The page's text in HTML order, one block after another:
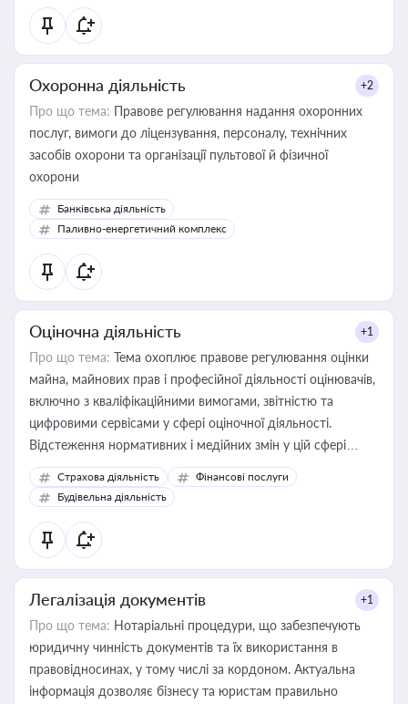
Охоронна діяльність +2
Про що тема: Правове регулювання надання охоронних
послуг, вимоги до ліцензування, персоналу, технічних
засобів охорони та організації пультової й фізичної
охорони
Банківська діяльність
Паливно-енергетичний комплекс
Оціночна діяльність +1
Про що тема: Тема охоплює правове регулювання оцінки
майна, майнових прав і професійної діяльності оцінювачів,
включно з кваліфікаційними вимогами, звітністю та
цифровими сервісами у сфері оціночної діяльності.
Відстеження нормативних і медійних змін у цій сфері
корисне для власника бізнесу, керівника, юриста або
бухгалтера під час оподаткування, приватизації, оренди
державного майна, корпоративних угод і перевірки
статусу суб'єктів оціночної діяльності
Страхова діяльність
Фінансові послуги
Будівельна діяльність
Легалізація документів +1
Про що тема: Нотаріальні процедури, що забезпечують
юридичну чинність документів та їх використання в
правовідносинах, у тому числі за кордоном. Актуальна
інформація дозволяє бізнесу та юристам правильно